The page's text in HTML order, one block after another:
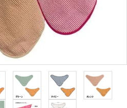
規会員登録